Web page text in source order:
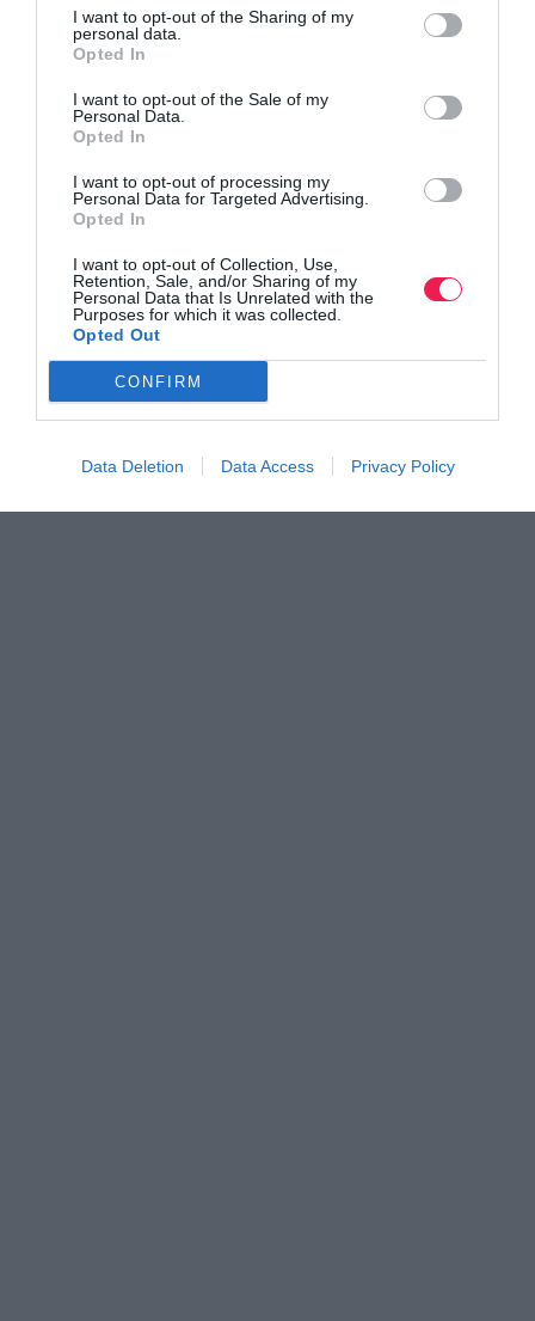
I want to opt-out of the Sharing of my
personal data.
Opted In
I want to opt-out of the Sale of my
Personal Data.
Opted In
I want to opt-out of processing my
Personal Data for Targeted Advertising.
Opted In
I want to opt-out of Collection, Use,
Retention, Sale, and/or Sharing of my
Personal Data that Is Unrelated with the
Purposes for which it was collected.
Opted Out
CONFIRM
Data Deletion Data Access Privacy Policy
Γίνε Συνδρομητής
Βρες το RUNNER!